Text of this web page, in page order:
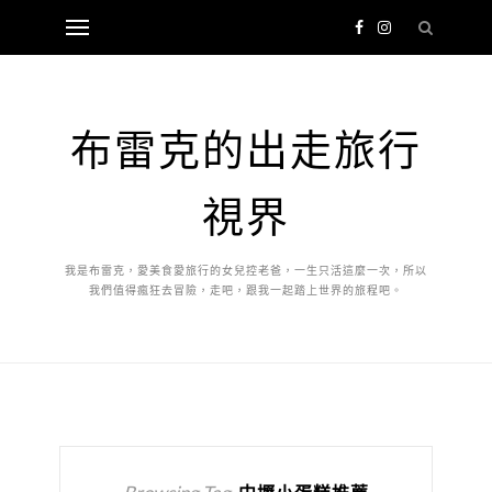
布雷克的出走旅行
視界
我是布雷克，愛美食愛旅行的女兒控老爸，一生只活這麼一次，所以
我們值得瘋狂去冒險，走吧，跟我一起踏上世界的旅程吧。